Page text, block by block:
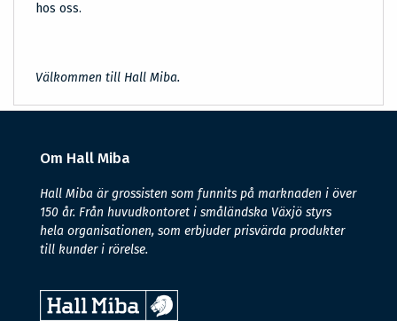
hos oss.
Välkommen till Hall Miba.
Om Hall Miba
Hall Miba är grossisten som funnits på marknaden i över
150 år. Från huvudkontoret i småländska Växjö styrs
hela organisationen, som erbjuder prisvärda produkter
till kunder i rörelse.